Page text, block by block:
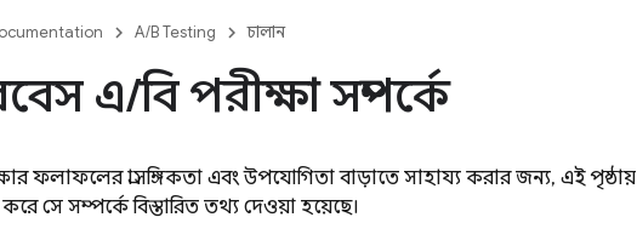
A/B Testing চালান
এ/বি পরীক্ষা সম্পর্কে
ফলাফলের প্রাসঙ্গিকতা এবং উপযোগিতা বাড়াতে সাহায্য করার জন্য, এই পৃষ্ঠায়
সে সম্পর্কে বিস্তারিত তথ্য দেওয়া হয়েছে।